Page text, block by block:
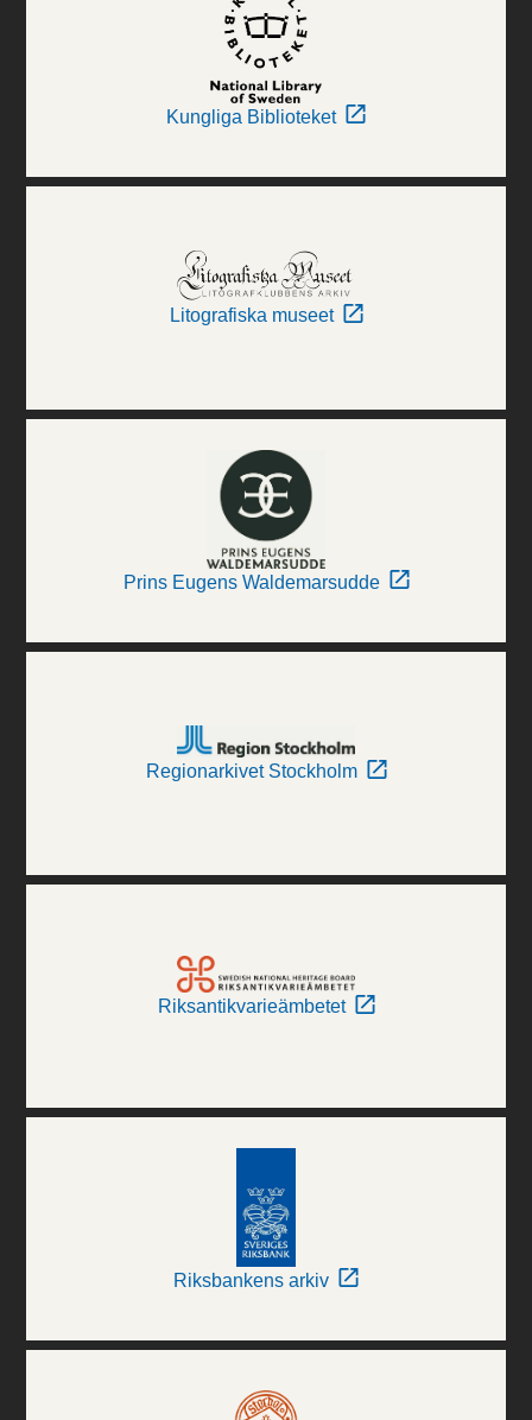
Kungliga Biblioteket
Litografiska museet
Prins Eugens Waldemarsudde
Regionarkivet Stockholm
Riksantikvarieämbetet
Riksbankens arkiv